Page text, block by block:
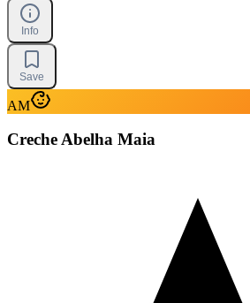
Info
Save
AM
Creche Abelha Maia